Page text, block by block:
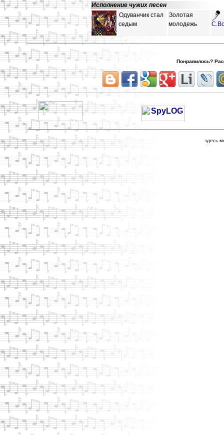
Исполнение чужих песен
Одуванчик стал
седым
Золотая
молодежь
Понравилось?
здесь